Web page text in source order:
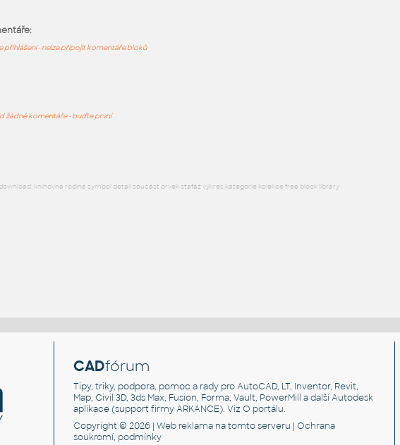
přihlášeni - nelze připojit komentáře bloků
žádné komentáře - buďte první
knihovna rodina symbol detail součást prvek stafáž výkres kategorie kolekce free block library
CADfórum
Tipy, triky, podpora, pomoc a rady pro AutoCAD, LT, Inventor, Revit,
Map, Civil 3D, 3ds Max, Fusion, Forma, Vault, PowerMill a další Autodesk
aplikace (support firmy ARKANCE). VizO portálu.
Copyright © 2026 |Web reklama na tomto serveru |Ochrana
soukromí, podmínky